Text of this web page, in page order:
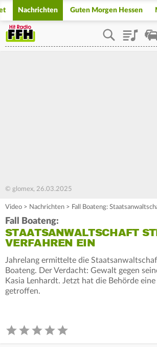
Nachrichten Guten Morgen Hessen
Playlist
© glomex, 26.03.2025
Video > Nachrichten > Fall Boateng:
Fall Boateng:
STAATSANWALTSCHAFT
VERFAHREN EIN
Jahrelang ermittelte die
Boateng. Der Verdacht: Gewalt gegen
Kasia Lenhardt. Jetzt hat die Behörde
getroffen.